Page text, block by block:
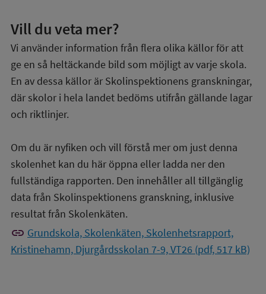
Vill du veta mer?
Vi använder information från flera olika källor för att
ge en så heltäckande bild som möjligt av varje skola.
En av dessa källor är Skolinspektionens granskningar,
där skolor i hela landet bedöms utifrån gällande lagar
och riktlinjer.
Om du är nyfiken och vill förstå mer om just denna
skolenhet kan du här öppna eller ladda ner den
fullständiga rapporten. Den innehåller all tillgänglig
data från Skolinspektionens granskning, inklusive
resultat från Skolenkäten.
link Grundskola, Skolenkäten, Skolenhetsrapport,
Kristinehamn, Djurgårdsskolan 7-9, VT26 (pdf, 517 kB)